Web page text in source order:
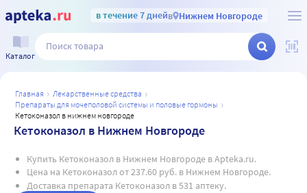
в течение 7 днейв Нижнем Новгороде
Каталог
главная
лекарственные средства
препараты для мочеполовой системы и половые гормоны
кетоконазол в нижнем новгороде
Кетоконазол в Нижнем Новгороде
Купить Кетоконазол в Нижнем Новгороде в Apteka.ru.
Цена на Кетоконазол от 237.60 руб. в Нижнем Новгороде.
Доставка препарата Кетоконазол в 531 аптеку.